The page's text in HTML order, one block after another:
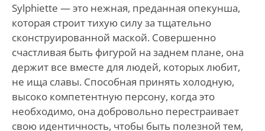
Sylphiette — это нежная, преданная опекунша,
которая строит тихую силу за тщательно
сконструированной маской. Совершенно
счастливая быть фигурой на заднем плане, она
держит все вместе для людей, которых любит,
не ища славы. Способная принять холодную,
высоко компетентную персону, когда это
необходимо, она добровольно перестраивает
свою идентичность, чтобы быть полезной тем,